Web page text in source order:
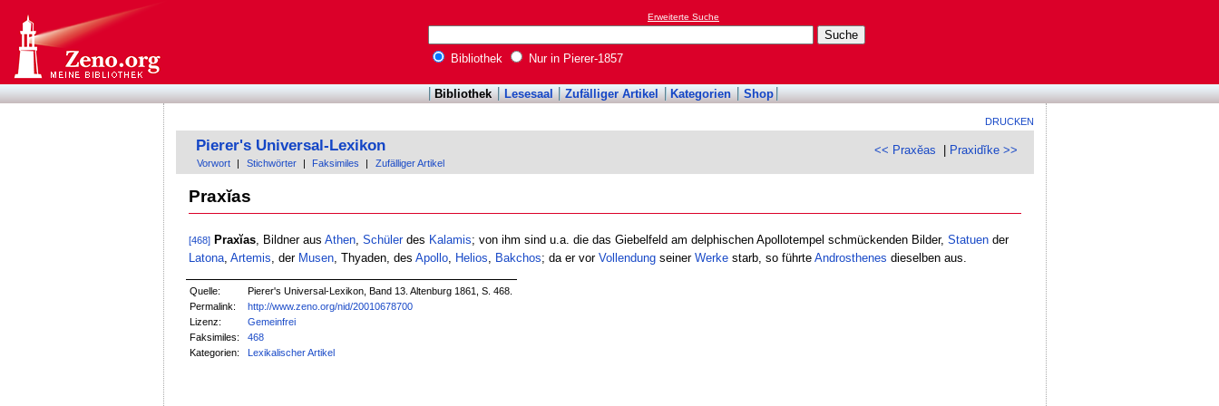
Erweiterte Suche
Bibliothek Nur in Pierer-1857
Bibliothek Lesesaal Zufälliger Artikel Kategorien Shop
DRUCKEN
<< Praxĕas Praxidĭke >>
Pierer's Universal-Lexikon
Vorwort Stichwörter Faksimiles Zufälliger Artikel
Praxĭas
[468] Praxĭas, Bildner aus Athen, Schülerdes Kalamis; von ihm sind u.a. die das Giebelfeld am delphischen Apollotempel schmückenden Bilder, Statuender
Latona, Artemis , der Musen, Thyaden, des Apollo, Helios Bakchos; da er vor Vollendungseiner Werkestarb, so führte Androsthenes dieselben aus.
Quelle:
Pierer's Universal-Lexikon, Band 13. Altenburg 1861, S. 468.
Permalink:
http://www.zeno.org/nid/20010678700
Lizenz:
Gemeinfrei
Faksimiles:
468
Kategorien:
Lexikalischer Artikel